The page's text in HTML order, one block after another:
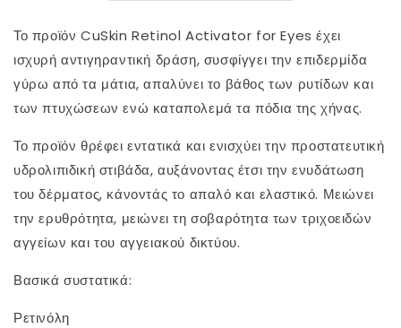
CuSkin
CuSkin
Το προϊόν CuSkin Retinol Activator for Eyes έχει
ισχυρή αντιγηραντική δράση, συσφίγγει την επιδερμίδα
γύρω από τα μάτια, απαλύνει το βάθος των ρυτίδων και
των πτυχώσεων ενώ καταπολεμά τα πόδια της χήνας.
Το προϊόν θρέφει εντατικά και ενισχύει την προστατευτική
υδρολιπιδική στιβάδα, αυξάνοντας έτσι την ενυδάτωση
του δέρματος, κάνοντάς το απαλό και ελαστικό. Μειώνει
την ερυθρότητα, μειώνει τη σοβαρότητα των τριχοειδών
αγγείων και του αγγειακού δικτύου.
Βασικά συστατικά:
Ρετινόλη